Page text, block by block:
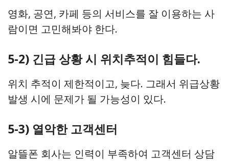
영화, 공연, 카페 등의 서비스를 잘 이용하는 사
람이면 고민해봐야 한다.
5-2) 긴급 상황 시 위치추적이 힘들다.
위치 추적이 제한적이고, 늦다. 그래서 위급상황
발생 시에 문제가 될 가능성이 있다.
5-3) 열악한 고객센터
알뜰폰 회사는 인력이 부족하여 고객센터 상담